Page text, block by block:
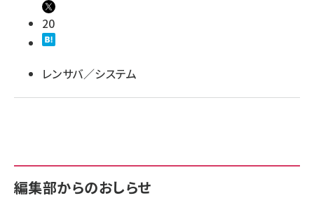
20
レンサバ／システム
編集部からのおしらせ